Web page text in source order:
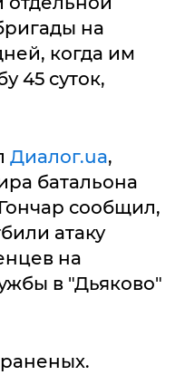
на
когда им
45 суток,
Диалог.ua,
батальона
сообщил,
атаку
на
в "Дьяково"